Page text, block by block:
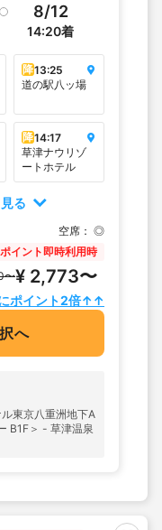
8/12
14:20着
降13:25
道の駅八ッ場
降14:17
草津ナウリゾ
ートホテル
る
空席： ◎
ポイント即時利用時
〜¥ 2,773〜
ポイント2倍↑↑
へ
東京八重洲地下A
B1F＞ - 草津温泉